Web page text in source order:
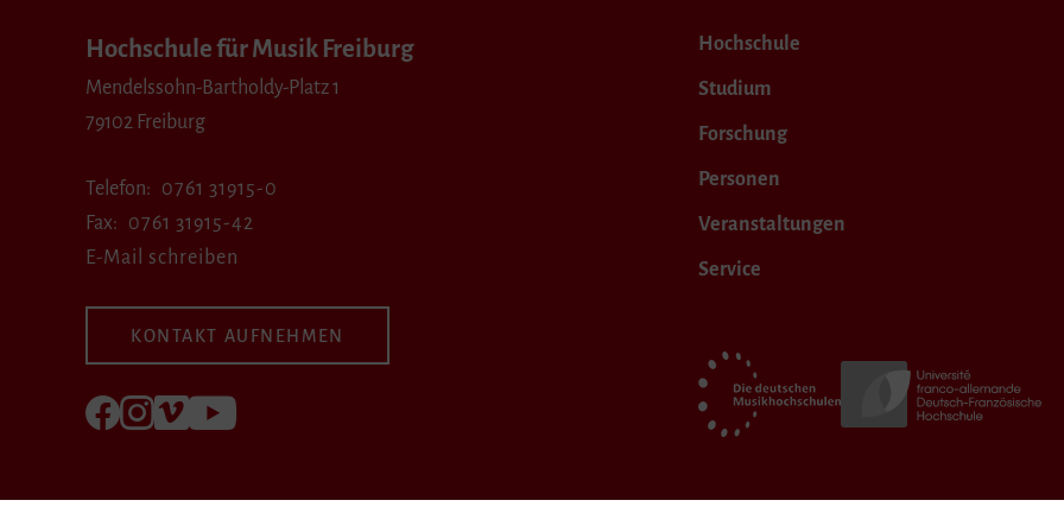
Hochschule für Musik Freiburg
Mendelssohn-Bartholdy-Platz 1
79102 Freiburg
Telefon
0761 31915-0
Fax
0761 31915-42
E-Mail schreiben
KONTAKT AUFNEHMEN
Folgen Sie uns auf Facebook
Folgen Sie uns auf Instagram
Besuchen Sie uns bei Vimeo
Hochschule
Studium
Forschung
Personen
Veranstaltungen
Service